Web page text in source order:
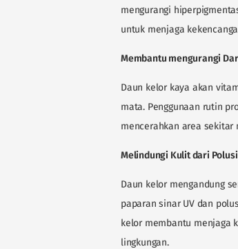
mengurangi
untuk menjaga
Membantu mengurangi
Daun kelor kaya akan
mata. Penggunaan rutin
mencerahkan area
Melindungi Kulit dari Polusi
Daun kelor mengandung
paparan sinar UV dan
kelor membantu menjaga
lingkungan.